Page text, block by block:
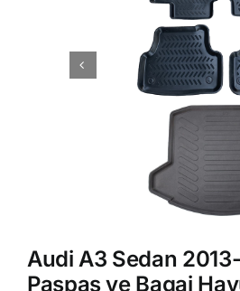
Audi A3 Sedan
Paspas ve Bagaj